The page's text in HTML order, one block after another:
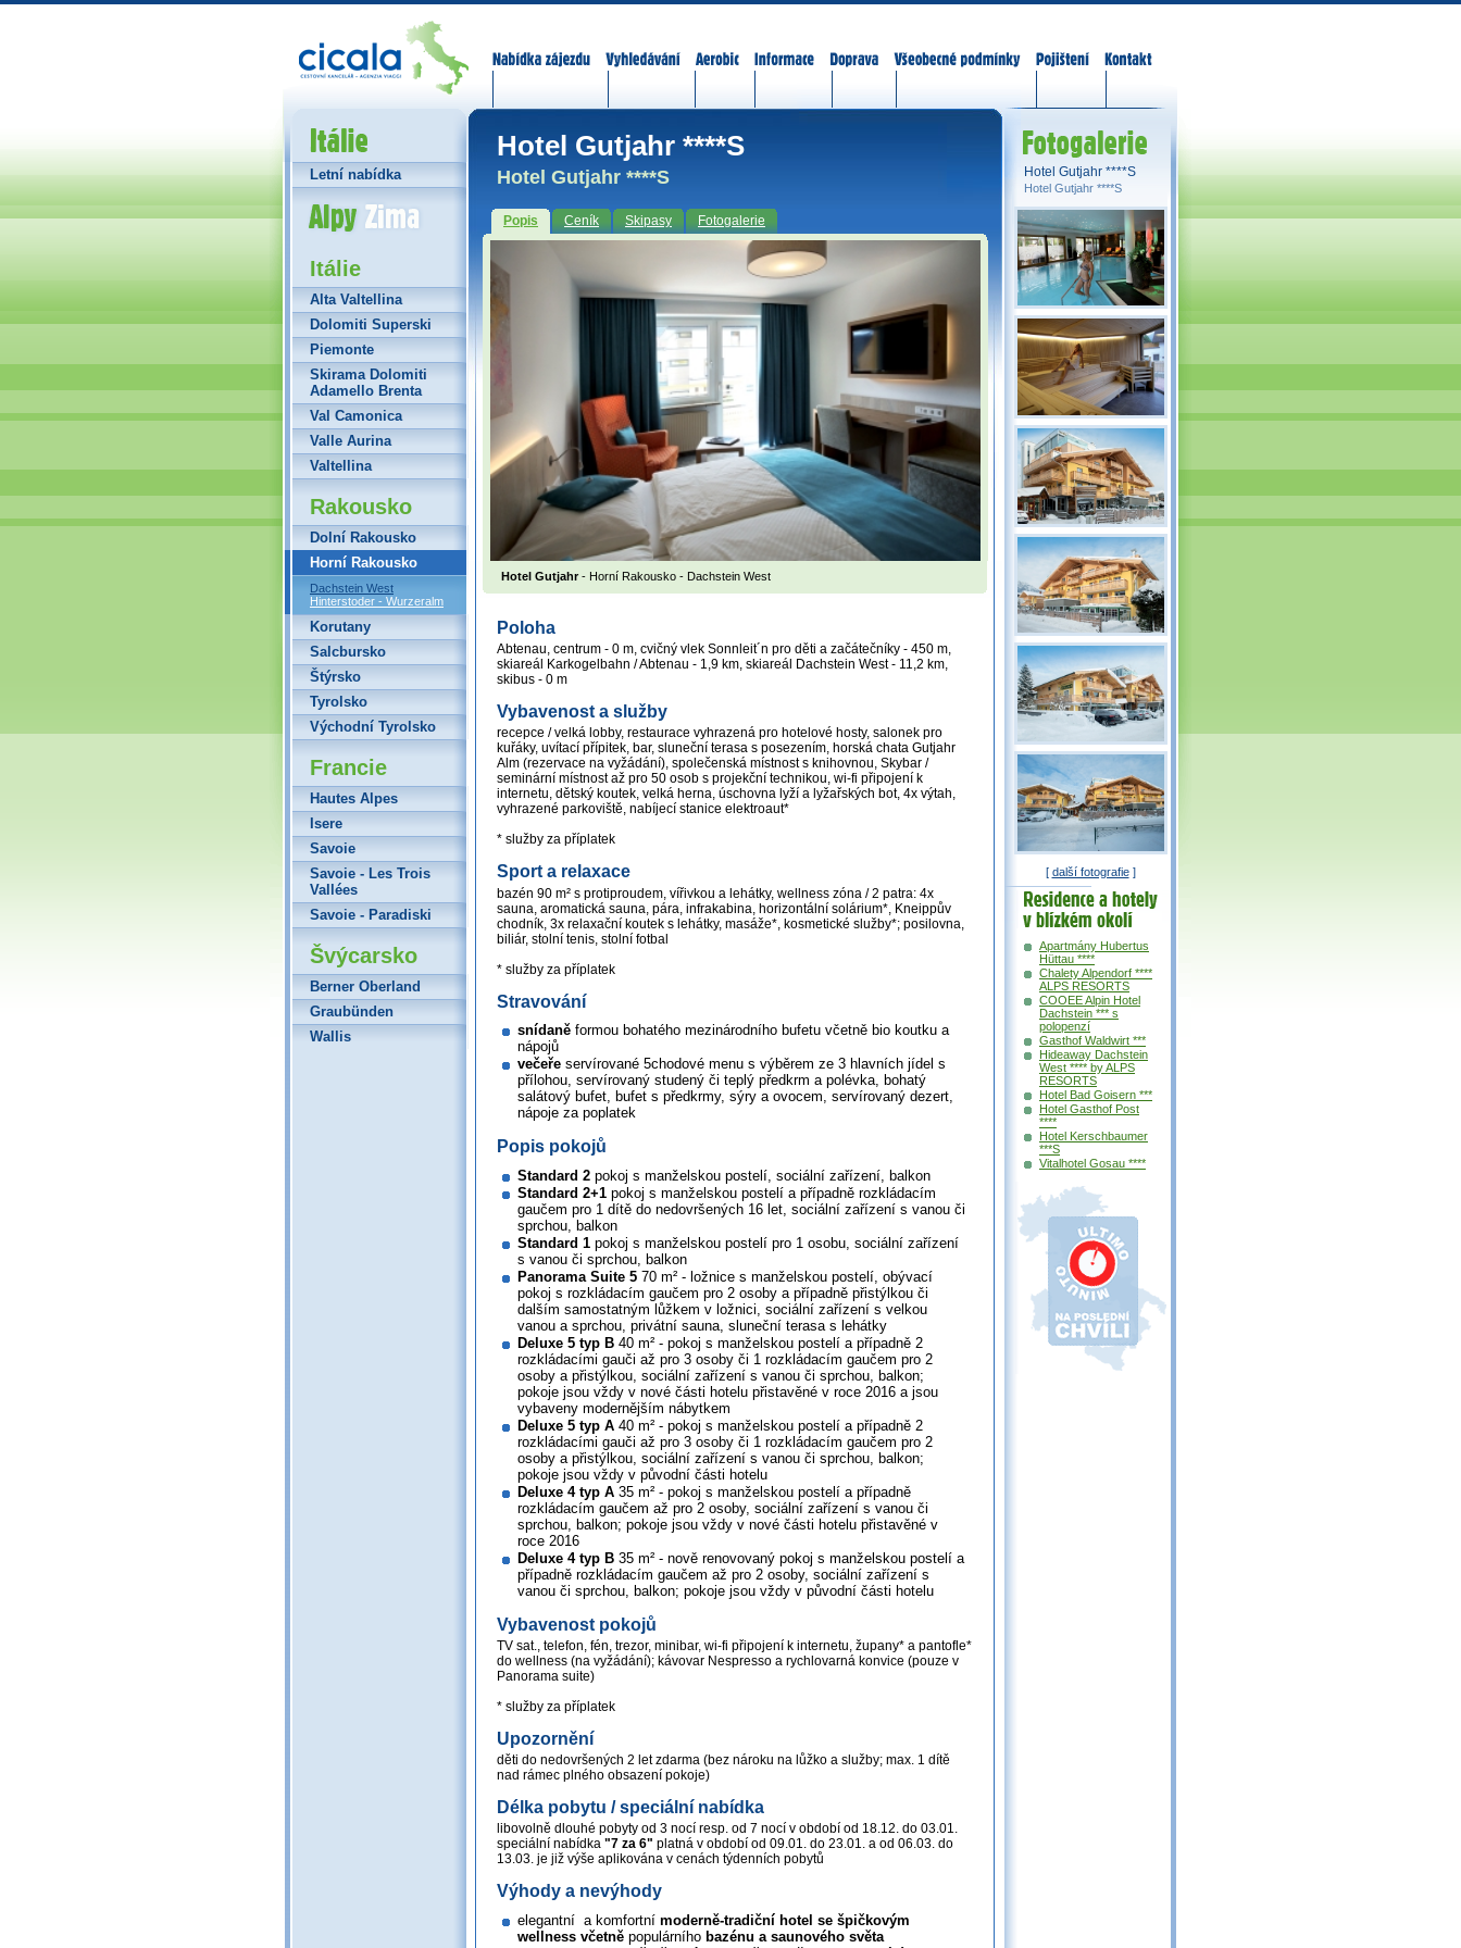
Hotel Gutjahr ****S
Hotel Gutjahr ****S
Popis Ceník Skipasy Fotogalerie
Hotel Gutjahr- Horní Rakousko - Dachstein West
Poloha
Abtenau, centrum - 0 m, cvičný vlek Sonnleit´n pro děti a začátečníky - 450 m,
skiareál Karkogelbahn / Abtenau - 1,9 km, skiareál Dachstein West - 11,2 km,
skibus - 0 m
Vybavenost a služby
recepce / velká lobby, restaurace vyhrazená pro hotelové hosty, salonek pro
kuřáky, uvítací přípitek, bar, sluneční terasa s posezením, horská chata Gutjahr
Alm (rezervace na vyžádání), společenská místnost s knihovnou, Skybar /
seminární místnost až pro 50 osob s projekční technikou, wi-fi připojení k
internetu, dětský koutek, velká herna, úschovna lyží a lyžařských bot, 4x výtah,
vyhrazené parkoviště, nabíjecí stanice elektroaut*
* služby za příplatek
Sport a relaxace
bazén 90 m² s protiproudem, vířivkou a lehátky, wellness zóna / 2 patra: 4x
sauna, aromatická sauna, pára, infrakabina, horizontální solárium*, Kneippův
chodník, 3x relaxační koutek s lehátky, masáže*, kosmetické služby*; posilovna,
biliár, stolní tenis, stolní fotbal
* služby za příplatek
Stravování
snídaně formou bohatého mezinárodního bufetu včetně bio koutku a
nápojů
večeře servírované 5chodové menu s výběrem ze 3 hlavních jídel s
přílohou, servírovaný studený či teplý předkrm a polévka, bohatý
salátový bufet, bufet s předkrmy, sýry a ovocem, servírovaný dezert,
nápoje za poplatek
Popis pokojů
Standard 2 pokoj s manželskou postelí, sociální zařízení, balkon
Standard 2+1 pokoj s manželskou postelí a případně rozkládacím
gaučem pro 1 dítě do nedovršených 16 let, sociální zařízení s vanou či
sprchou, balkon
Standard 1 pokoj s manželskou postelí pro 1 osobu, sociální zařízení
s vanou či sprchou, balkon
Panorama Suite 5 70 m² - ložnice s manželskou postelí, obývací
pokoj s rozkládacím gaučem pro 2 osoby a případně přistýlkou či
dalším samostatným lůžkem v ložnici, sociální zařízení s velkou
vanou a sprchou, privátní sauna, sluneční terasa s lehátky
Deluxe 5 typ B 40 m² - pokoj s manželskou postelí a případně 2
rozkládacími gauči až pro 3 osoby či 1 rozkládacím gaučem pro 2
osoby a přistýlkou, sociální zařízení s vanou či sprchou, balkon;
pokoje jsou vždy v nové části hotelu přistavěné v roce 2016 a jsou
vybaveny modernějším nábytkem
Deluxe 5 typ A 40 m² - pokoj s manželskou postelí a případně 2
rozkládacími gauči až pro 3 osoby či 1 rozkládacím gaučem pro 2
osoby a přistýlkou, sociální zařízení s vanou či sprchou, balkon;
pokoje jsou vždy v původní části hotelu
Deluxe 4 typ A 35 m² - pokoj s manželskou postelí a případně
rozkládacím gaučem až pro 2 osoby, sociální zařízení s vanou či
sprchou, balkon; pokoje jsou vždy v nové části hotelu přistavěné v
roce 2016
Deluxe 4 typ B 35 m² - nově renovovaný pokoj s manželskou postelí a
případně rozkládacím gaučem až pro 2 osoby, sociální zařízení s
vanou či sprchou, balkon; pokoje jsou vždy v původní části hotelu
Vybavenost pokojů
TV sat., telefon, fén, trezor, minibar, wi-fi připojení k internetu, župany* a pantofle*
do wellness (na vyžádání); kávovar Nespresso a rychlovarná konvice (pouze v
Panorama suite)
* služby za příplatek
Upozornění
děti do nedovršených 2 let zdarma (bez nároku na lůžko a služby; max. 1 dítě
nad rámec plného obsazení pokoje)
Délka pobytu / speciální nabídka
libovolně dlouhé pobyty od 3 nocí resp. od 7 nocí v období od 18.12. do 03.01.
speciální nabídka "7 za 6" platná v období od 09.01. do 23.01. a od 06.03. do
13.03. je již výše aplikována v cenách týdenních pobytů
Výhody a nevýhody
elegantní a komfortní moderně-tradiční hotel se špičkovým
wellness včetně populárního bazénu a saunového světa
Itálie
Letní nabídka
Alpy Zima
Itálie
Alta Valtellina
Dolomiti Superski
Piemonte
Skirama Dolomiti
Adamello Brenta
Val Camonica
Valle Aurina
Valtellina
Rakousko
Dolní Rakousko
Horní Rakousko
Dachstein West
Hinterstoder - Wurzeralm
Korutany
Salcbursko
Štýrsko
Tyrolsko
Východní Tyrolsko
Francie
Hautes Alpes
Isere
Savoie
Savoie - Les Trois
Vallées
Savoie - Paradiski
Švýcarsko
Berner Oberland
Graubünden
Wallis
Hotel Gutjahr ****S
Hotel Gutjahr ****S
[ další fotografie]
Residence a
hotely v okolí
Apartmány Hubertus
Hüttau ****
Chalety Alpendorf ****
ALPS RESORTS
COOEE Alpin Hotel
Dachstein *** s
polopenzí
Gasthof Waldwirt ***
Hideaway Dachstein
West **** by ALPS
RESORTS
Hotel Bad Goisern ***
Hotel Gasthof Post
****
Hotel Kerschbaumer
***S
Vitalhotel Gosau ****